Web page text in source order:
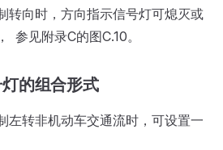
转向时，方向指示信号灯可熄灭或
参见附录C的图C.10。
的组合形式
转非机动车交通流时，可设置一